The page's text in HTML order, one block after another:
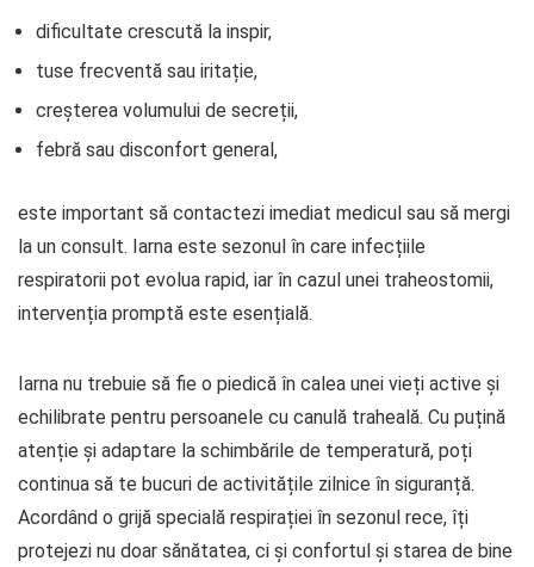
dificultate crescută la inspir,
tuse frecventă sau iritație,
creșterea volumului de secreții,
febră sau disconfort general,
este important să contactezi imediat medicul sau să mergi
la un consult. Iarna este sezonul în care infecțiile
respiratorii pot evolua rapid, iar în cazul unei traheostomii,
intervenția promptă este esențială.
Iarna nu trebuie să fie o piedică în calea unei vieți active și
echilibrate pentru persoanele cu canulă traheală. Cu puțină
atenție și adaptare la schimbările de temperatură, poți
continua să te bucuri de activitățile zilnice în siguranță.
Acordând o grijă specială respirației în sezonul rece, îți
protejezi nu doar sănătatea, ci și confortul și starea de bine